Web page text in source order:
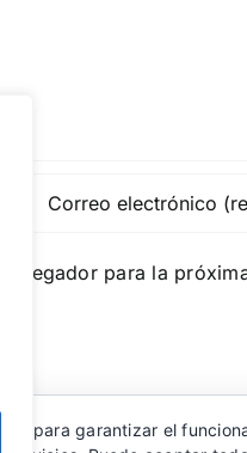
para la
para garantizar el